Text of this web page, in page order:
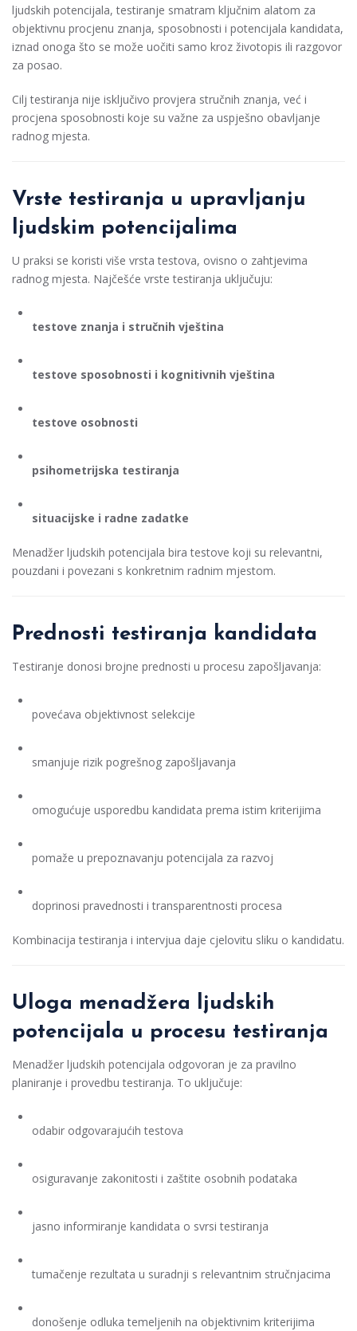
ljudskih potencijala, testiranje smatram ključnim alatom za
objektivnu procjenu znanja, sposobnosti i potencijala kandidata,
iznad onoga što se može uočiti samo kroz životopis ili razgovor
za posao.
Cilj testiranja nije isključivo provjera stručnih znanja, već i
procjena sposobnosti koje su važne za uspješno obavljanje
radnog mjesta.
Vrste testiranja u upravljanju
ljudskim potencijalima
U praksi se koristi više vrsta testova, ovisno o zahtjevima
radnog mjesta. Najčešće vrste testiranja uključuju:
testove znanja i stručnih vještina
testove sposobnosti i kognitivnih vještina
testove osobnosti
psihometrijska testiranja
situacijske i radne zadatke
Menadžer ljudskih potencijala bira testove koji su relevantni,
pouzdani i povezani s konkretnim radnim mjestom.
Prednosti testiranja kandidata
Testiranje donosi brojne prednosti u procesu zapošljavanja:
povećava objektivnost selekcije
smanjuje rizik pogrešnog zapošljavanja
omogućuje usporedbu kandidata prema istim kriterijima
pomaže u prepoznavanju potencijala za razvoj
doprinosi pravednosti i transparentnosti procesa
Kombinacija testiranja i intervjua daje cjelovitu sliku o kandidatu.
Uloga menadžera ljudskih
potencijala u procesu testiranja
Menadžer ljudskih potencijala odgovoran je za pravilno
planiranje i provedbu testiranja. To uključuje:
odabir odgovarajućih testova
osiguravanje zakonitosti i zaštite osobnih podataka
jasno informiranje kandidata o svrsi testiranja
tumačenje rezultata u suradnji s relevantnim stručnjacima
donošenje odluka temeljenih na objektivnim kriterijima